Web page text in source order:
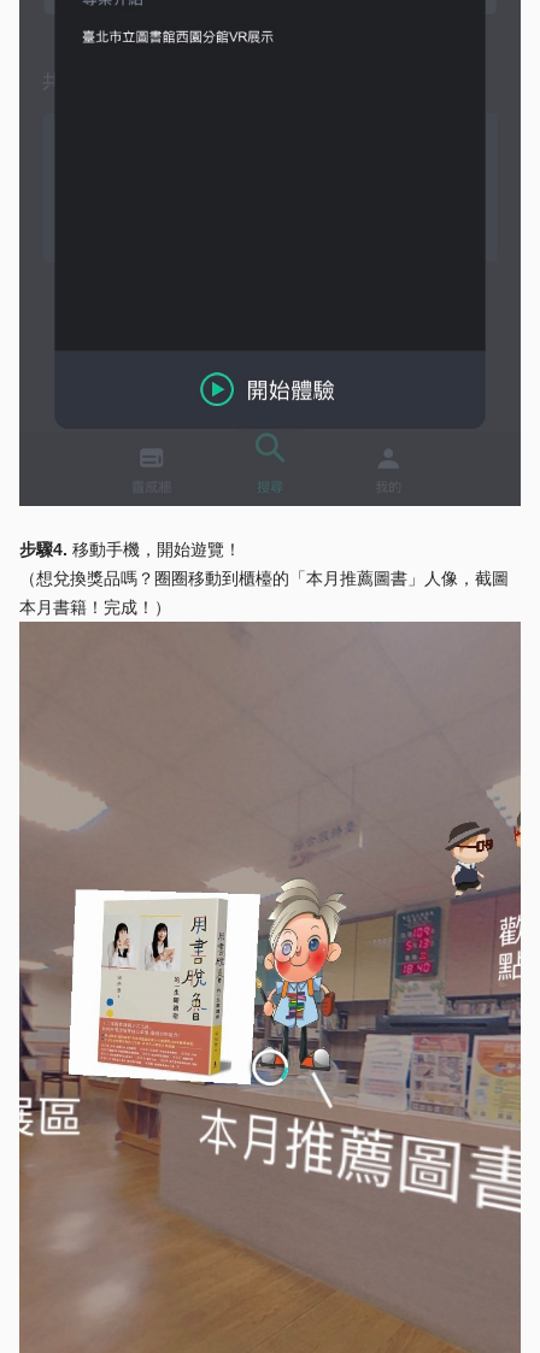
步驟4. 移動手機，開始遊覽！
（想兌換獎品嗎？圈圈移動到櫃檯的「本月推薦圖書」人像，截圖
本月書籍！完成！）